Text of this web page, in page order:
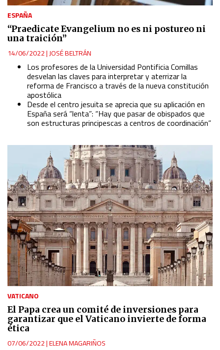
ESPAÑA
“Praedicate Evangelium no es ni postureo ni
una traición”
14/06/2022| JOSÉ BELTRÁN
Los profesores de la Universidad Pontificia Comillas
desvelan las claves para interpretar y aterrizar la
reforma de Francisco a través de la nueva constitución
apostólica
Desde el centro jesuita se aprecia que su aplicación en
España será “lenta”: “Hay que pasar de obispados que
son estructuras principescas a centros de coordinación”
VATICANO
El Papa crea un comité de inversiones para
garantizar que el Vaticano invierte de forma
ética
07/06/2022|ELENA MAGARIÑOS